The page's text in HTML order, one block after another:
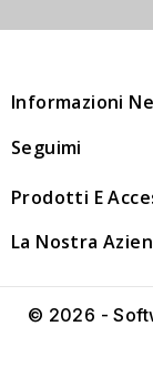
Informazioni
Seguimi
Prodotti E
La Nostra
© 2026 -